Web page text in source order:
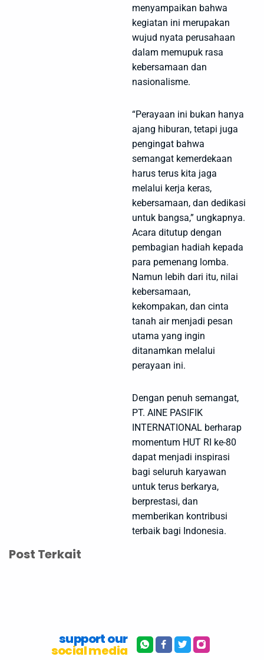
menyampaikan bahwa
kegiatan ini merupakan
wujud nyata perusahaan
dalam memupuk rasa
kebersamaan dan
nasionalisme.
“Perayaan ini bukan hanya
ajang hiburan, tetapi juga
pengingat bahwa
semangat kemerdekaan
harus terus kita jaga
melalui kerja keras,
kebersamaan, dan dedikasi
untuk bangsa,” ungkapnya.
Acara ditutup dengan
pembagian hadiah kepada
para pemenang lomba.
Namun lebih dari itu, nilai
kebersamaan,
kekompakan, dan cinta
tanah air menjadi pesan
utama yang ingin
ditanamkan melalui
perayaan ini.
Dengan penuh semangat,
PT. AINE PASIFIK
INTERNATIONAL berharap
momentum HUT RI ke-80
dapat menjadi inspirasi
bagi seluruh karyawan
untuk terus berkarya,
berprestasi, dan
memberikan kontribusi
terbaik bagi Indonesia.
Post Terkait
support our
social media